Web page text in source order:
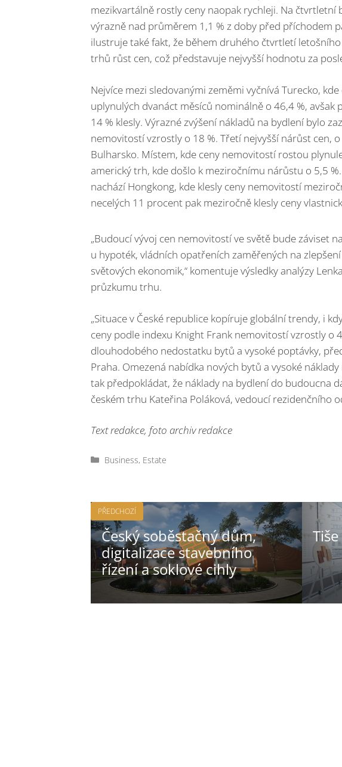
mezikvartálně rostly ceny naopak rychleji. Na čtvrtletní
výrazně nad průměrem 1,1 % z doby před příchodem
ilustruje také fakt, že během druhého čtvrtletí
trhů růst cen, což představuje nejvyšší hodnotu za
Nejvíce mezi sledovanými zeměmi vyčnívá Turecko,
uplynulých dvanáct měsíců nominálně o 46,4 %, avšak
14 % klesly. Výrazné zvýšení nákladů na bydlení bylo
nemovitostí vzrostly o 18 %. Třetí nejvyšší nárůst cen,
Bulharsko. Místem, kde ceny nemovitostí rostou
americký trh, kde došlo k meziročnímu nárůstu o 5,5
nachází Hongkong, kde klesly ceny nemovitostí
necelých 11 procent pak meziročně klesly ceny
„Budoucí vývoj cen nemovitostí ve světě bude záviset
u hypoték, vládních opatřeních zaměřených na
světových ekonomik,“ komentuje výsledky analýzy
průzkumu trhu.
„Situace v České republice kopíruje globální trendy, i
ceny podle indexu Knight Frank nemovitostí vzrostly o
dlouhodobého nedostatku bytů a vysoké poptávky,
Praha. Omezená nabídka nových bytů a vysoké
tak předpokládat, že náklady na bydlení do budoucna
českém trhu Kateřina Poláková, vedoucí rezidenčního
Text redakce, foto archiv redakce
Rubriky
Business, Estate
PŘEDCHOZÍ
Český soběstačný dům,
digitalizace stavebního
řízení a soklové cihly